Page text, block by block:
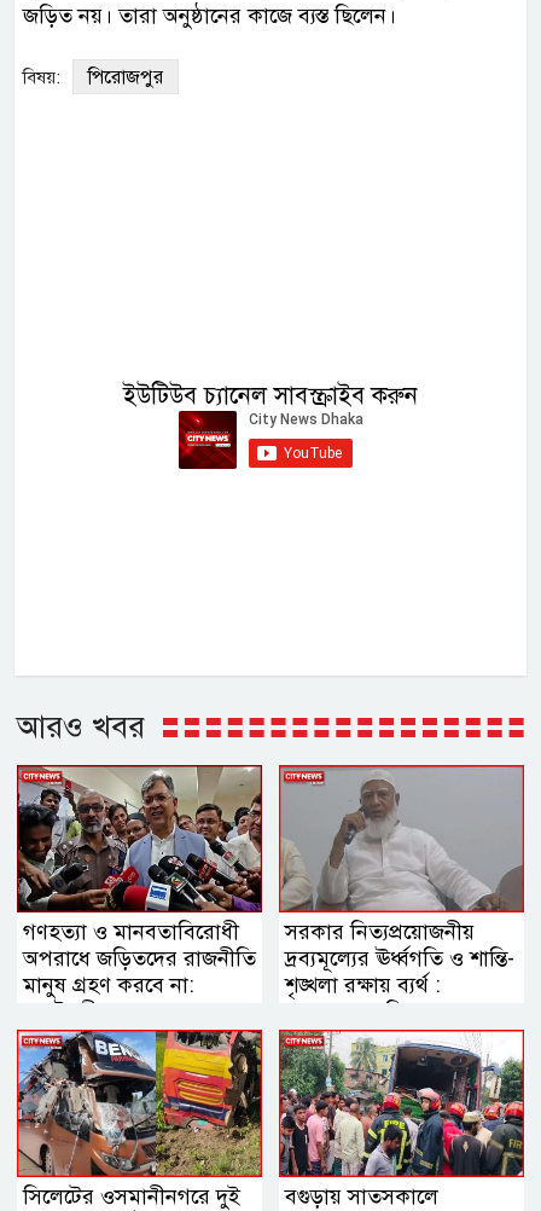
জড়িত নয়। তারা অনুষ্ঠানের কাজে ব্যস্ত ছিলেন।
বিষয়: পিরোজপুর
ইউটিউব চ্যানেল সাবস্ক্রাইব করুন
আরও খবর
গণহত্যা ও মানবতাবিরোধী
অপরাধে জড়িতদের রাজনীতি
মানুষ গ্রহণ করবে না:
স্বরাষ্ট্রমন্ত্রী
সরকার নিত্যপ্রয়োজনীয়
দ্রব্যমূল্যের ঊর্ধ্বগতি ও শান্তি-
শৃঙ্খলা রক্ষায় ব্যর্থ :
জামায়াত আমির
সিলেটের ওসমানীনগরে দুই
বগুড়ায় সাতসকালে